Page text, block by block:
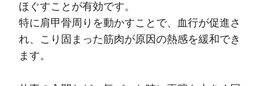
ほぐすことが有効です。
特に肩甲骨周りを動かすことで、血行が促進さ
れ、こり固まった筋肉が原因の熱感を緩和でき
ます。